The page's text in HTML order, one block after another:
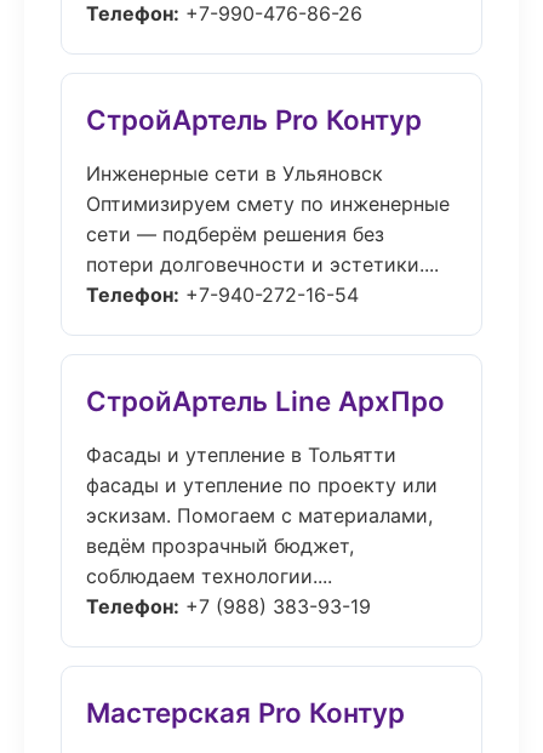
Телефон: +7-990-476-86-26
СтройАртель Pro Контур
Инженерные сети в Ульяновск
Оптимизируем смету по инженерные
сети — подберём решения без
потери долговечности и эстетики....
Телефон: +7-940-272-16-54
СтройАртель Line АрхПро
Фасады и утепление в Тольятти
фасады и утепление по проекту или
эскизам. Помогаем с материалами,
ведём прозрачный бюджет,
соблюдаем технологии....
Телефон: +7 (988) 383-93-19
Мастерская Pro Контур